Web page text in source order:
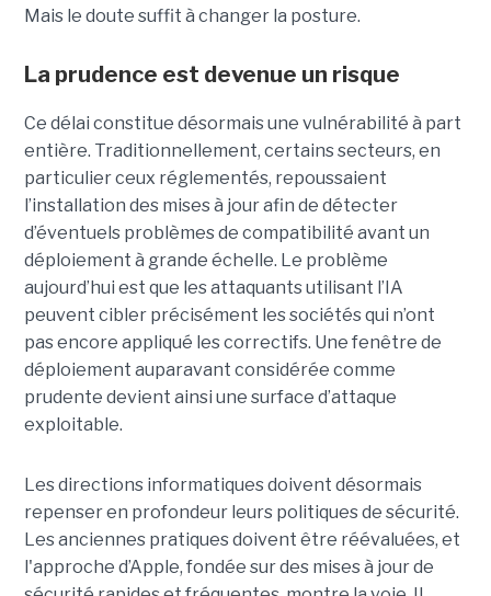
Mais le doute suffit à changer la posture.
La prudence est devenue un risque
Ce délai constitue désormais une vulnérabilité à part
entière. Traditionnellement, certains secteurs, en
particulier ceux réglementés, repoussaient
l’installation des mises à jour afin de détecter
d’éventuels problèmes de compatibilité avant un
déploiement à grande échelle. Le problème
aujourd’hui est que les attaquants utilisant l’IA
peuvent cibler précisément les sociétés qui n’ont
pas encore appliqué les correctifs. Une fenêtre de
déploiement auparavant considérée comme
prudente devient ainsi une surface d’attaque
exploitable.
Les directions informatiques doivent désormais
repenser en profondeur leurs politiques de sécurité.
Les anciennes pratiques doivent être réévaluées, et
l'approche d’Apple, fondée sur des mises à jour de